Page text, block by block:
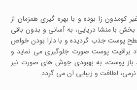
کومدون زا بوده و با بهره گیری همزمان از
با منشا دریایی، به آسانی و بدون باقی
پوست جذب گردیده و با دارا بودن خواص
براقیت پوست صورت جلوگیری می نماید و
باز پوست، به بهبودی جوش های صورت نیز
لطافت و زیبایی آن می گردد.